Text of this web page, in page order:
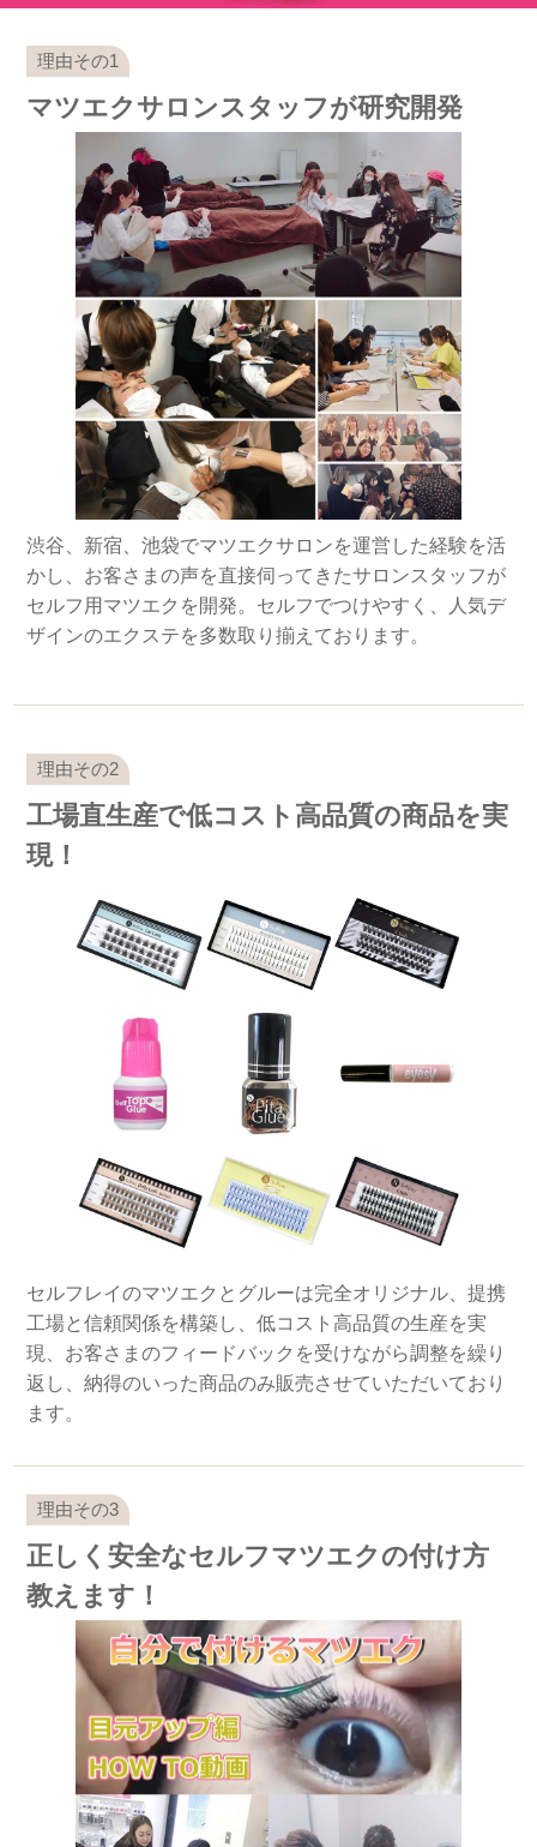
マツエクサロンスタッフが研究開発
渋谷、新宿、池袋でマツエクサロンを運営した経験を活
かし、お客さまの声を直接伺ってきたサロンスタッフが
セルフ用マツエクを開発。セルフでつけやすく、人気デ
ザインのエクステを多数取り揃えております。
工場直生産で低コスト高品質の商品を実
現！
セルフレイのマツエクとグルーは完全オリジナル、提携
工場と信頼関係を構築し、低コスト高品質の生産を実
現、お客さまのフィードバックを受けながら調整を繰り
返し、納得のいった商品のみ販売させていただいており
ます。
正しく安全なセルフマツエクの付け方
教えます！